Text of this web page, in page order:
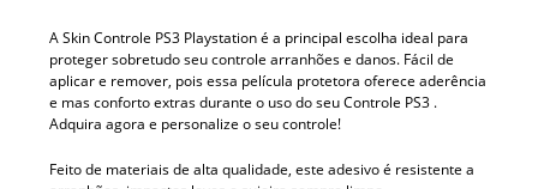
A Skin Controle PS3 Playstation é a principal escolha ideal para
proteger sobretudo seu controle arranhões e danos. Fácil de
aplicar e remover, pois essa película protetora oferece aderência
e mas conforto extras durante o uso do seu Controle PS3 .
Adquira agora e personalize o seu controle!
Feito de materiais de alta qualidade, este adesivo é resistente a